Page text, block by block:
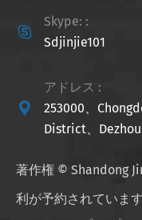

Skype: :
Sdjinjie101

アドレス :
253000、
District、Dezhou
著作権 © Shandong
利が予約されています